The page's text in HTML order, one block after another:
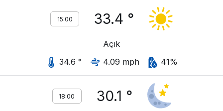
15:00 33.4 °
Açık
34.6 °
4.09 mph 41%
18:00 30.1 °